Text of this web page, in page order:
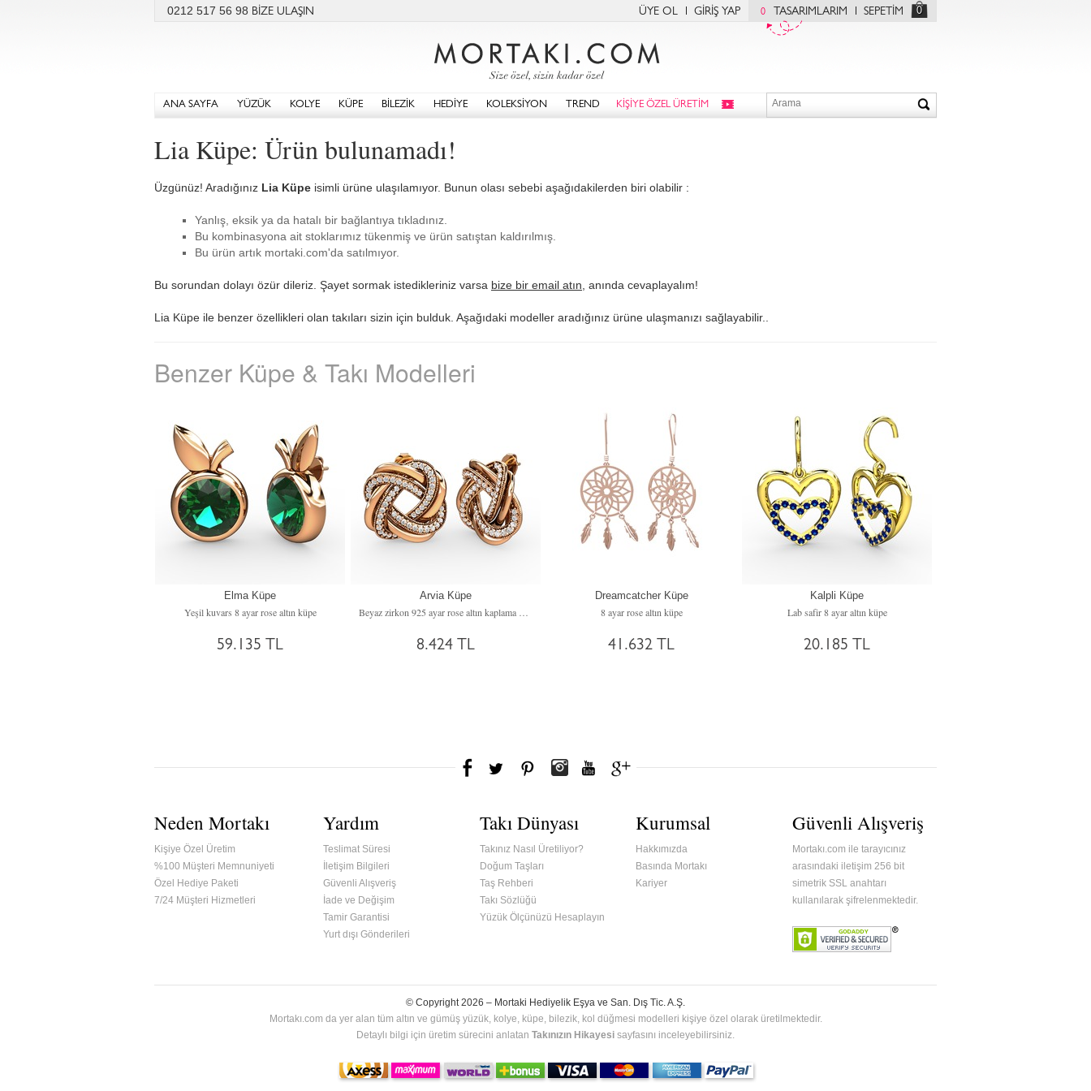
0212 517 56 98 BİZE ULAŞIN ÜYE OL GİRİŞ YAP 0 TASARIMLARIM SEPETİM 0
ANA SAYFA YÜZÜK KOLYE KÜPE BİLEZİK HEDİYE KOLEKSİYON TREND KİŞİYE ÖZEL ÜRETİM
Lia Küpe: Ürün bulunamadı!
Üzgünüz! Aradığınız Lia Küpe isimli ürüne ulaşılamıyor. Bunun olası sebebi aşağıdakilerden biri olabilir :
Yanlış, eksik ya da hatalı bir bağlantıya tıkladınız.
Bu kombinasyona ait stoklarımız tükenmiş ve ürün satıştan kaldırılmış.
Bu ürün artık mortaki.com'da satılmıyor.
Bu sorundan dolayı özür dileriz. Şayet sormak istedikleriniz varsa bize bir email atın , anında cevaplayalım!
Lia Küpe ile benzer özellikleri olan takıları sizin için bulduk. Aşağıdaki modeller aradığınız ürüne ulaşmanızı sağlayabilir..
Benzer Küpe & Takı Modelleri
Elma Küpe
Yeşil kuvars 8 ayar rose altın küpe
59.135 TL
Arvia Küpe
8.424 TL
Dreamcatcher Küpe
8 ayar rose altın küpe
41.632 TL
Kalpli Küpe
Lab safir 8 ayar altın küpe
20.185 TL
Neden Mortakı
Kişiye Özel Üretim
%100 Müşteri Memnuniyeti
Özel Hediye Paketi
7/24 Müşteri Hizmetleri
Yardım
Teslimat Süresi
İletişim Bilgileri
Güvenli Alışveriş
İade ve Değişim
Tamir Garantisi
Yurt dışı Gönderileri
Takı Dünyası
Takınız Nasıl Üretiliyor?
Doğum Taşları
Taş Rehberi
Takı Sözlüğü
Yüzük Ölçünüzü Hesaplayın
Kurumsal
Hakkımızda
Basında Mortakı
Kariyer
Güvenli Alışveriş
Mortakı.com ile tarayıcınız
arasındaki iletişim 256 bit
simetrik SSL anahtarı
kullanılarak şifrelenmektedir.
© Copyright 2026 – Mortaki Hediyelik Eşya ve San. Dış Tic. A.Ş.
Mortakı.com da yer alan tüm altın ve gümüş yüzük, kolye, küpe, bilezik, kol düğmesi modelleri kişiye özel olarak üretilmektedir.
Detaylı bilgi için üretim sürecini anlatan Takınızın Hikayesi sayfasını inceleyebilirsiniz.